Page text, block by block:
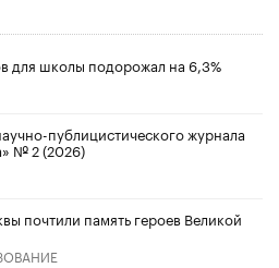
для школы подорожал на 6,3%
публицистического журнала
№ 2 (2026)
почтили память героев Великой